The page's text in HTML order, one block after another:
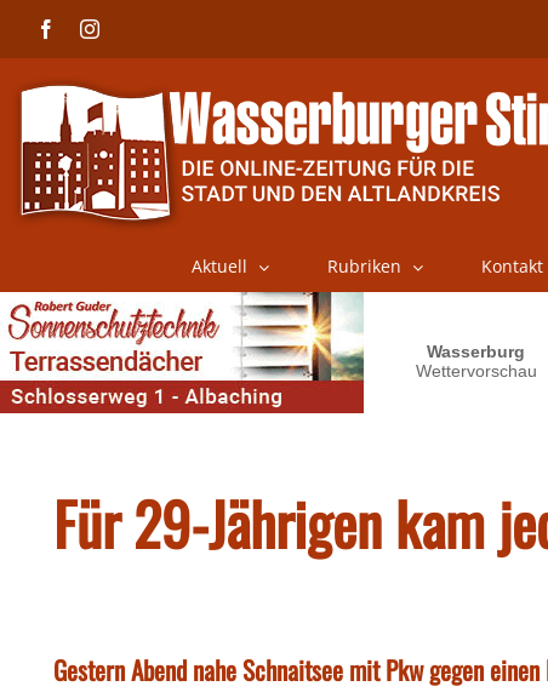
FacebookInstagram
Aktuell Rubriken Kontakt
Für 29-Jährigen kam
Gestern Abend nahe Schnaitsee mit Pkw gegen